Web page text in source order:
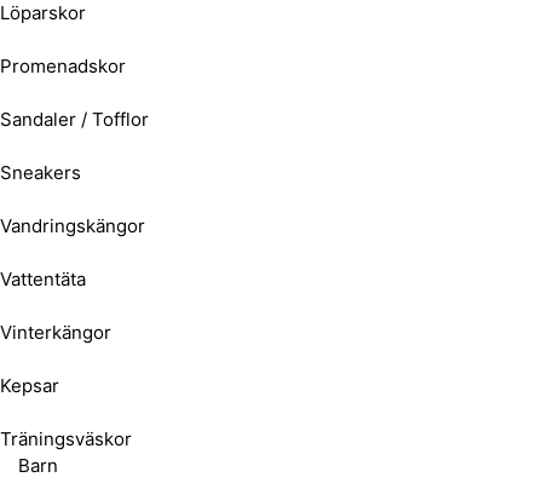
Löparskor
Promenadskor
Sandaler / Tofflor
Sneakers
Vandringskängor
Vattentäta
Vinterkängor
Kepsar
Träningsväskor
Barn